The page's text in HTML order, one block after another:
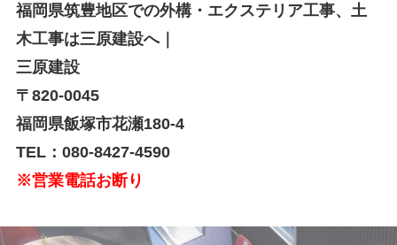
福岡県筑豊地区での外構・エクステリア工事、土
木工事は三原建設へ｜
三原建設
〒820-0045
福岡県飯塚市花瀬180-4
TEL：080-8427-4590
※営業電話お断り